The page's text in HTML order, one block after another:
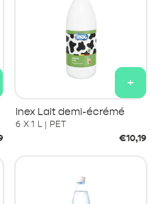
+
Inex Lait demi-écrémé
6 X 1 L | PET
Prix
€10,19